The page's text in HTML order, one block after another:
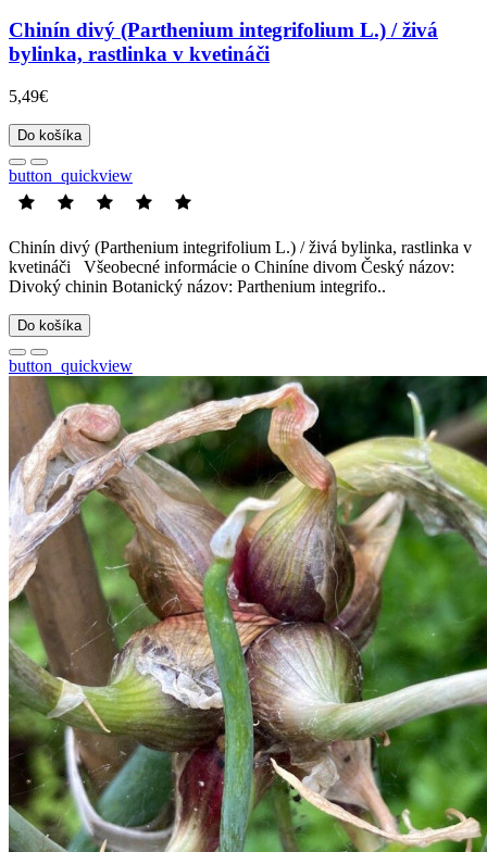
Chinín divý (Parthenium integrifolium L.) / živá
bylinka, rastlinka v kvetináči
5,49€
Do košíka
button_quickview
Chinín divý (Parthenium integrifolium L.) / živá bylinka, rastlinka v
kvetináči Všeobecné informácie o Chiníne divom Český názov:
Divoký chinin Botanický názov: Parthenium integrifo..
Do košíka
button_quickview